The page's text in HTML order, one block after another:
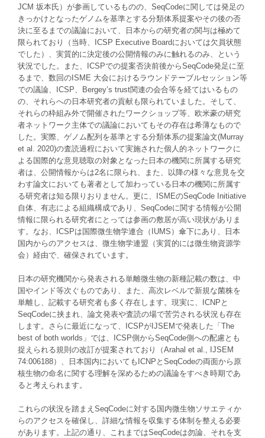
JCM 坂本氏）が参画しているものの、 SeqCodeに関しては発足の
きっかけとなったゲノムを基準とする分類体系提案やその後の否
決に至るまでの議論において、
日本からの研究者の関与は極めて
限られており（当時、
ICSP Executive Boardにおいては欠員状態
でした）、実質的に決定後の公開情報のみに触れるのみ、という
状況でした。 また、 ICSPでの提案否決前後からSeqCode発足に至
るまで、数回の ISME 大会におけるラウンドテーブルセッション等
での議論、 ICSP、 Bergey’s trust関連の会合等を経てはいるもの
の、 それらへの日本研究者の貢献も限られていました。そして、
それらの枠組み外で開催されたワークショップ等、 欧米豪の研究
者ネットワーク主体での議論においてもその存在は希薄なもので
した。実際、ゲノム配列を基準とする分類体系の提案論文(Murray
et al. 2020)の査読過程において実施された個人的ネットワークに
よる国際的な意見聴取の対象となった日本の機関に所属する研究
者は、 公開情報からは2名に限られ、また、以降の様々な意見を交
わす論文においても著者として加わっている日本の機関に所属す
る研究者は知る限りおりません。更に、
ISMEのSeqCode Initiative
自体、 有志による組織構成であり 、 SeqCodeに関する情報が公開
情報に限られる研究者にとっては参画の敷居が高い現状がありま
す。なお、
ICSPは国際微生物学連合（ IUMS ）傘下にあり、日本
国内からのアクセスは、微生物学連盟（実質的には微生物資源学
会）経由で、確保されています。
日本の研究機関から発表される単離微生物の新種記載の数は、中
国やインド等次ぐものであり、また、高次レベルで新規な菌株を
単離し、記載する研究者も多く存在します。現実に、
ICNP と
SeqCodeに挟まれ、論文発表や査読の場で苦労される状況も存在
します。さらに最近になって、
ICSPが IJSEMで発表した「 The
best of both worlds 」では、 ICSP側からSeqCode側への配慮とも
捉えられる規則の改訂が提案されており（Arahal et al., IJSEM
74:006188）、日本国内においても ICNP と SeqCodeの両面から原
核生物の命名に関する理解を深めるための議論をすべき時期であ
ると考えられます。
これらの状況を踏まえ SeqCodeに対する国内微生物ソサエティか
らのアクセスを確保し 、 詳細な情報を収集する体制を整える必要
があります。上記の通り 、 これまではSeqCodeは勿論、それを支